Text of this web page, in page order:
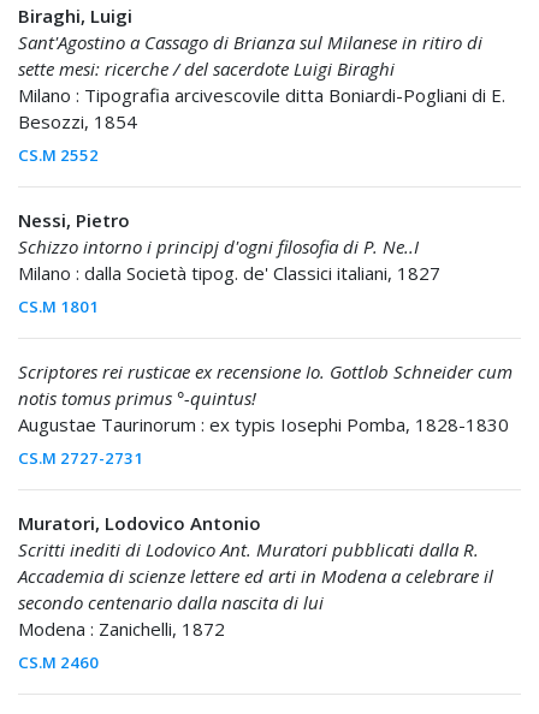
Biraghi, Luigi
Sant'Agostino a Cassago di Brianza sul Milanese in ritiro di
sette mesi: ricerche / del sacerdote Luigi Biraghi
Milano : Tipografia arcivescovile ditta Boniardi-Pogliani di E.
Besozzi, 1854
CS.M 2552
Nessi, Pietro
Schizzo intorno i principj d'ogni filosofia di P. Ne..I
Milano : dalla Società tipog. de' Classici italiani, 1827
CS.M 1801
Scriptores rei rusticae ex recensione Io. Gottlob Schneider cum
notis tomus primus °-quintus!
Augustae Taurinorum : ex typis Iosephi Pomba, 1828-1830
CS.M 2727-2731
Muratori, Lodovico Antonio
Scritti inediti di Lodovico Ant. Muratori pubblicati dalla R.
Accademia di scienze lettere ed arti in Modena a celebrare il
secondo centenario dalla nascita di lui
Modena : Zanichelli, 1872
CS.M 2460